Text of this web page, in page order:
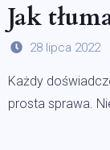
Jak
28 lipca 2022
Każdy
prosta sprawa.